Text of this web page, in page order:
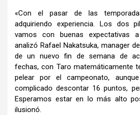
«Con el pasar de las
adquiriendo experiencia. Los dos
vamos con buenas expectativas a
analizó Rafael Nakatsuka, manager
de un nuevo fin de semana de
fechas, con Taro matemáticamente
pelear por el campeonato,
complicado descontar 16 puntos,
Esperamos estar en lo más alto
ilusionó.